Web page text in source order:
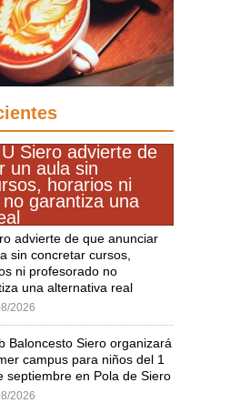
advierte de que anunciar
sin concretar cursos,
ni profesorado no
una alternativa real
2026
Baloncesto Siero organizará
campus para niños del 1
septiembre en Pola de Siero
2026